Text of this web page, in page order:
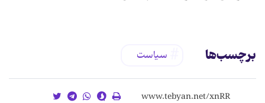
برچسب‌ها سیاست